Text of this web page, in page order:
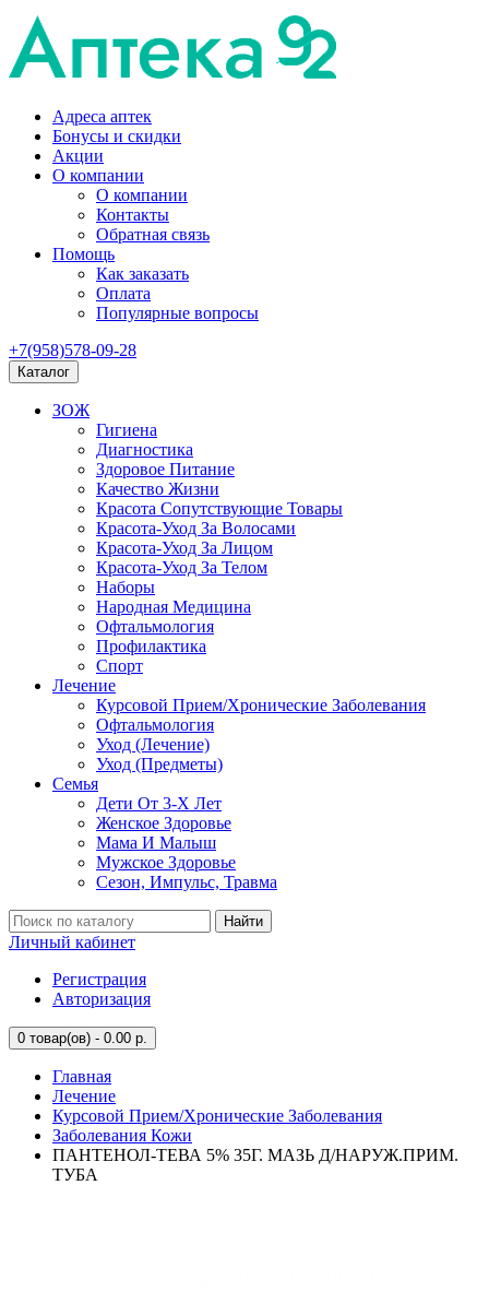
Адреса аптек
Бонусы и скидки
Акции
О компании
О компании
Контакты
Обратная связь
Помощь
Как заказать
Оплата
Популярные вопросы
+7(958)578-09-28
Каталог
ЗОЖ
Гигиена
Диагностика
Здоровое Питание
Качество Жизни
Красота Сопутствующие Товары
Красота-Уход За Волосами
Красота-Уход За Лицом
Красота-Уход За Телом
Наборы
Народная Медицина
Офтальмология
Профилактика
Спорт
Лечение
Курсовой Прием/Хронические Заболевания
Офтальмология
Уход (Лечение)
Уход (Предметы)
Семья
Дети От 3-Х Лет
Женское Здоровье
Мама И Малыш
Мужское Здоровье
Сезон, Импульс, Травма
Найти
Личный кабинет
Регистрация
Авторизация
0 товар(ов) - 0.00 р.
Главная
Лечение
Курсовой Прием/Хронические Заболевания
Заболевания Кожи
ПАНТЕНОЛ-ТЕВА 5% 35Г. МАЗЬ Д/НАРУЖ.ПРИМ.
ТУБА